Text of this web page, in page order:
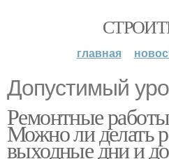
главная
Допустимый
Ремонтные
Можно ли делать
выходные дни и